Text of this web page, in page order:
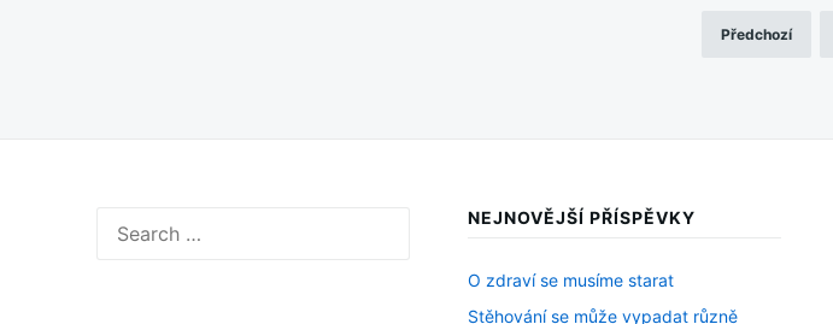
Předchozí
for:
NEJNOVĚJŠÍ PŘÍSPĚVKY
O zdraví se musíme starat
Stěhování se může vypadat různě